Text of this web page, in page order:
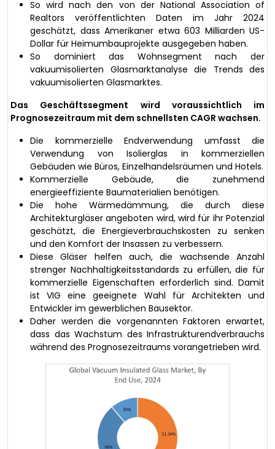
So wird nach den von der National Association of
Realtors veröffentlichten Daten im Jahr 2024
geschätzt, dass Amerikaner etwa 603 Milliarden US-
Dollar für Heimumbauprojekte ausgegeben haben.
So dominiert das Wohnsegment nach der
vakuumisolierten Glasmarktanalyse die Trends des
vakuumisolierten Glasmarktes.
Das Geschäftssegment wird voraussichtlich im
Prognosezeitraum mit dem schnellsten CAGR wachsen.
Die kommerzielle Endverwendung umfasst die
Verwendung von Isolierglas in kommerziellen
Gebäuden wie Büros, Einzelhandelsräumen und Hotels.
Kommerzielle Gebäude, die zunehmend
energieeffiziente Baumaterialien benötigen.
Die hohe Wärmedämmung, die durch diese
Architekturgläser angeboten wird, wird für ihr Potenzial
geschätzt, die Energieverbrauchskosten zu senken
und den Komfort der Insassen zu verbessern.
Diese Gläser helfen auch, die wachsende Anzahl
strenger Nachhaltigkeitsstandards zu erfüllen, die für
kommerzielle Eigenschaften erforderlich sind. Damit
ist VIG eine geeignete Wahl für Architekten und
Entwickler im gewerblichen Bausektor.
Daher werden die vorgenannten Faktoren erwartet,
dass das Wachstum des Infrastrukturendverbrauchs
während des Prognosezeitraums vorangetrieben wird.